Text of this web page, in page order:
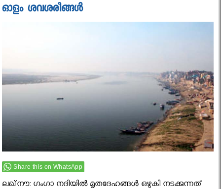
ഓളം ശവശരീങ്ങള്‍
Share this on WhatsApp
ലഖ്‌നൗ: ഗംഗാ നദിയിൽ മൃതദേഹങ്ങൾ ഒഴുകി നടക്കുന്നത്